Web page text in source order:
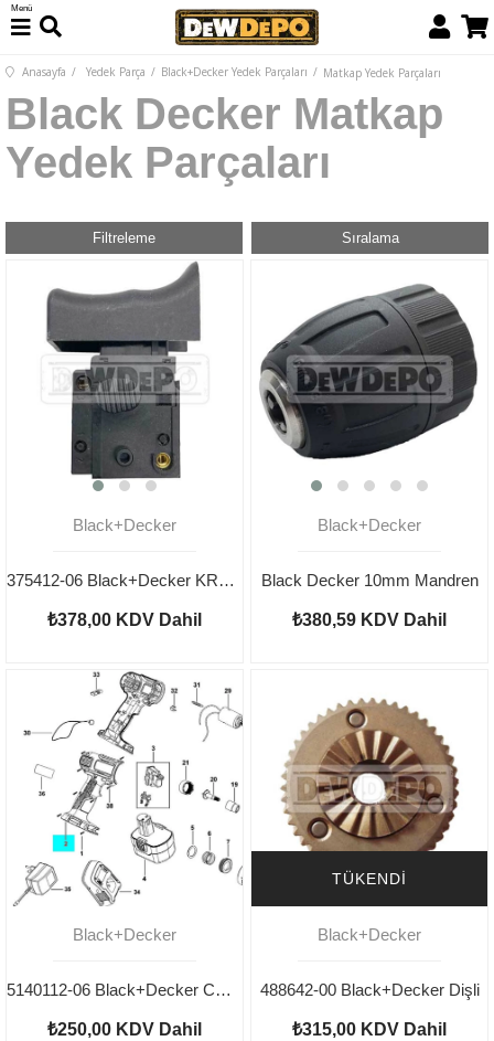
Menü
Anasayfa Yedek Parça Black+Decker Yedek Parçaları Matkap Yedek Parçaları
Black Decker Matkap
Yedek Parçaları
Filtreleme Sıralama
Black+Decker
375412-06 Black+Decker KR550 Şalter
₺378,00 KDV Dahil
Black+Decker
Black Decker 10mm Mandren
₺380,59 KDV Dahil
Black+Decker
5140112-06 Black+Decker CD121K Gövde
₺250,00 KDV Dahil
TÜKENDI
Black+Decker
488642-00 Black+Decker Dişli
₺315,00 KDV Dahil